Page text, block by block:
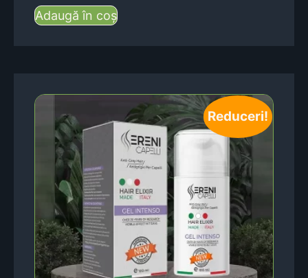
Adaugă în coș
Reduceri!